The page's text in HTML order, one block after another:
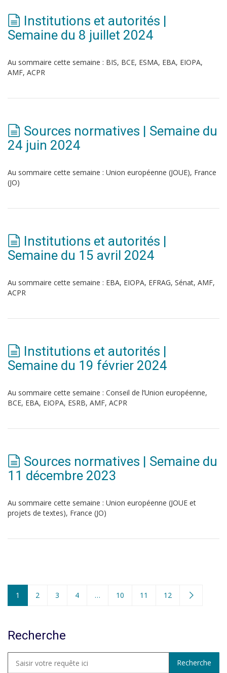
Institutions et autorités |
Semaine du 8 juillet 2024
Au sommaire cette semaine : BIS, BCE, ESMA, EBA, EIOPA,
AMF, ACPR
Sources normatives | Semaine du
24 juin 2024
Au sommaire cette semaine : Union européenne (JOUE), France
(JO)
Institutions et autorités |
Semaine du 15 avril 2024
Au sommaire cette semaine : EBA, EIOPA, EFRAG, Sénat, AMF,
ACPR
Institutions et autorités |
Semaine du 19 février 2024
Au sommaire cette semaine : Conseil de l’Union européenne,
BCE, EBA, EIOPA, ESRB, AMF, ACPR
Sources normatives | Semaine du
11 décembre 2023
Au sommaire cette semaine : Union européenne (JOUE et
projets de textes), France (JO)
1 2 3 4 … 10 11 12
Recherche